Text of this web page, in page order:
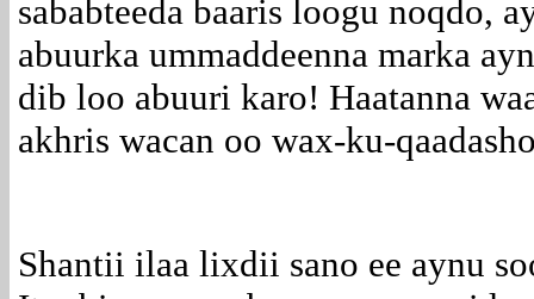
sababteeda baaris loogu noqdo,
abuurka ummaddeenna marka
dib loo abuuri karo! Haatanna
akhris wacan oo wax-ku-
Shantii ilaa lixdii sano ee aynu